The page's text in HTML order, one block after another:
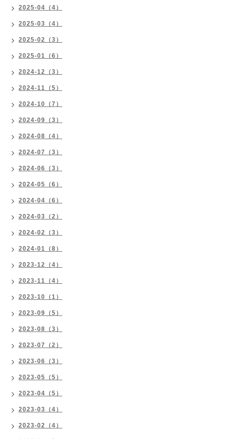
2025-04（4）
2025-03（4）
2025-02（3）
2025-01（6）
2024-12（3）
2024-11（5）
2024-10（7）
2024-09（3）
2024-08（4）
2024-07（3）
2024-06（3）
2024-05（6）
2024-04（6）
2024-03（2）
2024-02（3）
2024-01（8）
2023-12（4）
2023-11（4）
2023-10（1）
2023-09（5）
2023-08（3）
2023-07（2）
2023-06（3）
2023-05（5）
2023-04（5）
2023-03（4）
2023-02（4）